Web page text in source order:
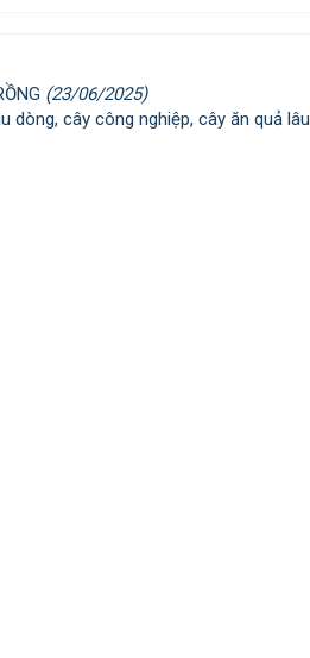
(23/06/2025)
cây công nghiệp, cây ăn quả lâu